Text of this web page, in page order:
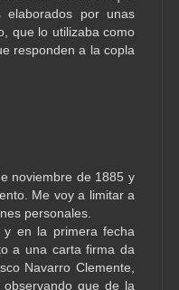
por unas
que lo utilizaba como
responden a la copla
noviembre de 1885 y
Me voy a limitar a
personales.
y en la primera fecha
a una carta firma da
Navarro Clemente,
que de la